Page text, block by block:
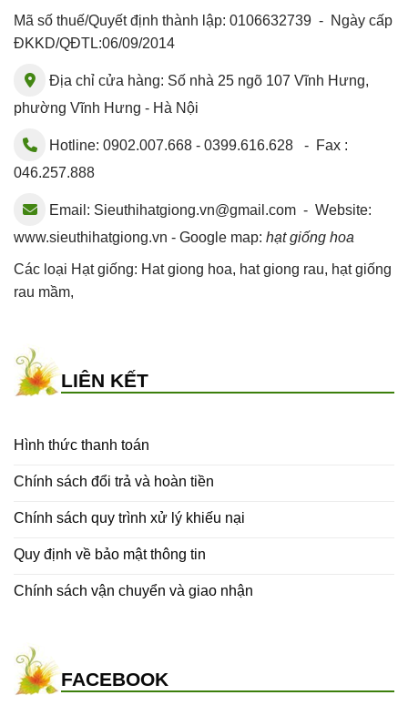
Mã số thuế/Quyết định thành lập: 0106632739 - Ngày cấp
ĐKKD/QĐTL:06/09/2014
Địa chỉ cửa hàng: Số nhà 25 ngõ 107 Vĩnh Hưng,
phường Vĩnh Hưng - Hà Nội
Hotline: 0902.007.668 - 0399.616.628 - Fax :
046.257.888
Email: Sieuthihatgiong.vn@gmail.com - Website:
www.sieuthihatgiong.vn - Google map: hạt giống hoa
Các loại Hạt giống: Hat giong hoa, hat giong rau, hạt giống
rau mầm,
LIÊN KẾT
Hình thức thanh toán
Chính sách đổi trả và hoàn tiền
Chính sách quy trình xử lý khiếu nại
Quy định về bảo mật thông tin
Chính sách vận chuyển và giao nhận
FACEBOOK